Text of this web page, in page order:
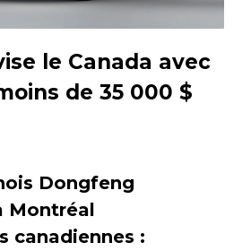
le Canada avec
de 35 000 $
Dongfeng
Montréal
canadiennes :